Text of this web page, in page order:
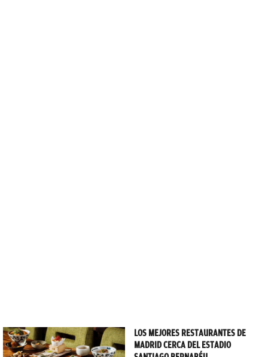
LOS MEJORES RESTAURANTES DE
MADRID CERCA DEL ESTADIO